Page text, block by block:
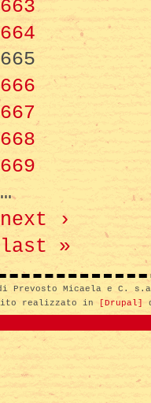
663
664
665
666
667
668
669
…
next ›
last »
Prevosto Micaela e C.
realizzato in
[Drupal]